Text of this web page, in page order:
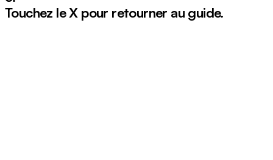
Touchez leXpour retourner au guide.